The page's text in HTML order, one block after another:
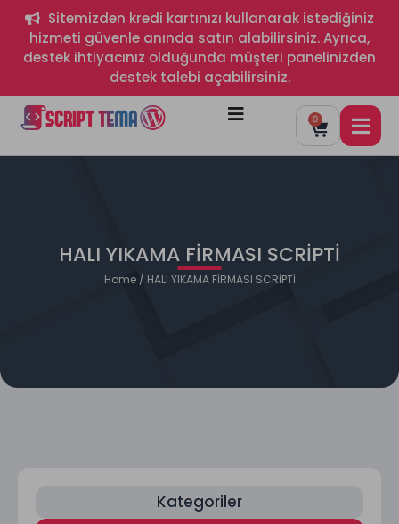
Sitemizden kredi kartınızı kullanarak istediğiniz
hizmeti güvenle anında satın alabilirsiniz. Ayrıca,
destek ihtiyacınız olduğunda müşteri panelinizden
destek talebi açabilirsiniz.
0
HALI YIKAMA FİRMASI SCRİPTİ
Home/ HALI YIKAMA FİRMASI SCRİPTİ
Kategoriler